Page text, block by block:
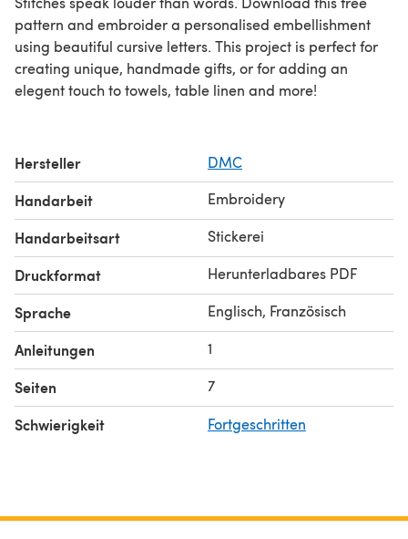
pattern and embroider a personalised embellishment
using beautiful cursive letters. This project is perfect for
creating unique, handmade gifts, or for adding an
elegent touch to towels, table linen and more!
Hersteller DMC
Handarbeit Embroidery
Handarbeitsart Stickerei
Druckformat Herunterladbares PDF
Sprache Englisch, Französisch
Anleitungen 1
Seiten 7
Schwierigkeit Fortgeschritten